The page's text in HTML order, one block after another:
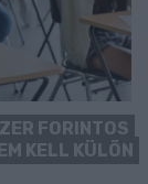
FORINTOS
KELL KÜLÖN